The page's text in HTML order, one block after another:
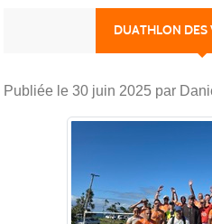
DUATHLON
Publiée le 30 juin 2025 par